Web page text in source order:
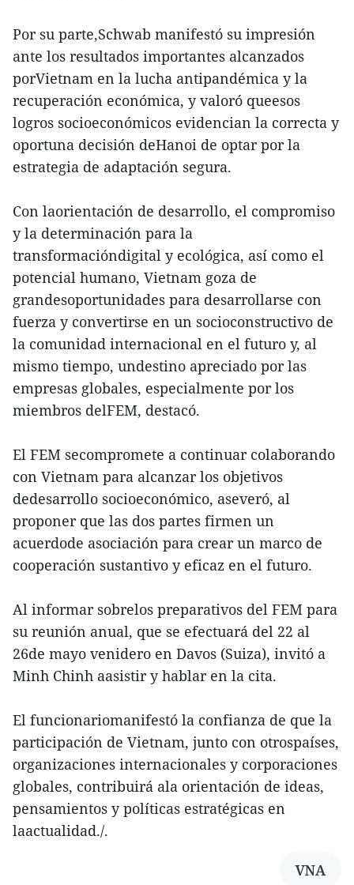
Por su parte,Schwab manifestó su impresión
ante los resultados importantes alcanzados
porVietnam en la lucha antipandémica y la
recuperación económica, y valoró queesos
logros socioeconómicos evidencian la correcta y
oportuna decisión deHanoi de optar por la
estrategia de adaptación segura.
Con laorientación de desarrollo, el compromiso
y la determinación para la
transformacióndigital y ecológica, así como el
potencial humano, Vietnam goza de
grandesoportunidades para desarrollarse con
fuerza y convertirse en un socioconstructivo de
la comunidad internacional en el futuro y, al
mismo tiempo, undestino apreciado por las
empresas globales, especialmente por los
miembros delFEM, destacó.
El FEM secompromete a continuar colaborando
con Vietnam para alcanzar los objetivos
dedesarrollo socioeconómico, aseveró, al
proponer que las dos partes firmen un
acuerdode asociación para crear un marco de
cooperación sustantivo y eficaz en el futuro.
Al informar sobrelos preparativos del FEM para
su reunión anual, que se efectuará del 22 al
26de mayo venidero en Davos (Suiza), invitó a
Minh Chinh aasistir y hablar en la cita.
El funcionariomanifestó la confianza de que la
participación de Vietnam, junto con otrospaíses,
organizaciones internacionales y corporaciones
globales, contribuirá ala orientación de ideas,
pensamientos y políticas estratégicas en
laactualidad./.
VNA